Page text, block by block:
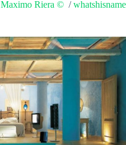
Maximo Riera © /whatshisname